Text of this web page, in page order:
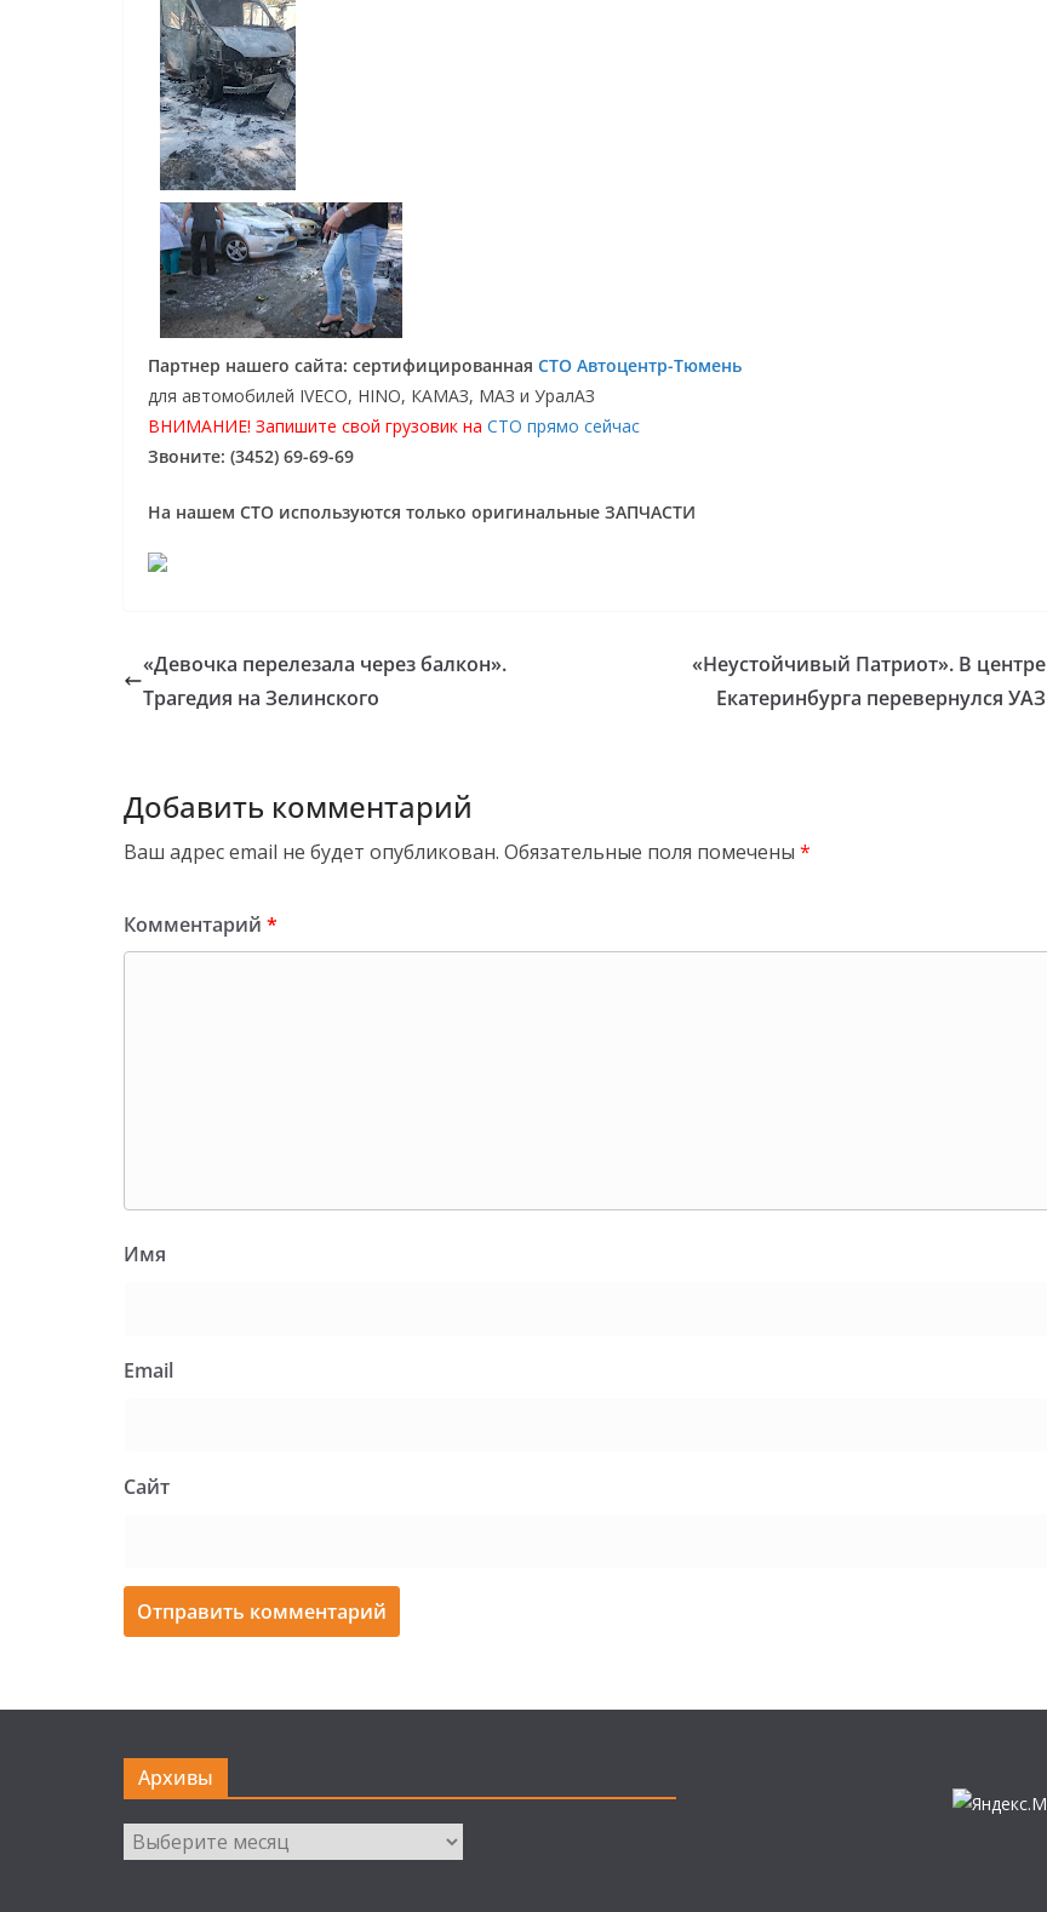
Партнер нашего сайта: сертифицированная СТО Автоцентр-Тюмень
для автомобилей IVECO, HINO, КАМАЗ, МАЗ и УралАЗ
ВНИМАНИЕ! Запишите свой грузовик на СТО прямо сейчас
Звоните: (3452) 69-69-69
На нашем СТО используются только оригинальные ЗАПЧАСТИ
«Девочка перелезала через балкон».
Трагедия на Зелинского
«Неустойчивый Патриот». В центре
Екатеринбурга перевернулся УАЗ
Добавить комментарий
Ваш адрес email не будет опубликован. Обязательные поля помечены *
Комментарий *
Имя
Email
Сайт
Архивы
Архивы